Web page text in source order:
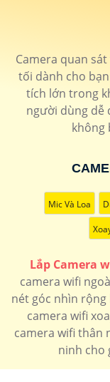
LOẠI CAMERA WIFI
THÔNG TIN
💎 Lắp
1.200.000 VNĐ Báo
1.400.000 VNĐ Hồng
📶 Lắp
🌟 Lắp
1.900.000 VNĐ
LẮP
Camera quan
tối dành cho
tích lớn trong
người dùng dễ
không
Mic Và Loa
Lắp Camera
camera wifi
nét góc nhìn
camera wifi
camera wifi thân
ninh cho